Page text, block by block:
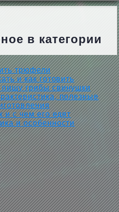
в категории
трюфели
и как готовить
грибы свинушки
полезные
и с чем его едят
и особенности